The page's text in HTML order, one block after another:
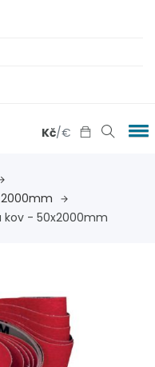
Kč/€
kov - 50x2000mm